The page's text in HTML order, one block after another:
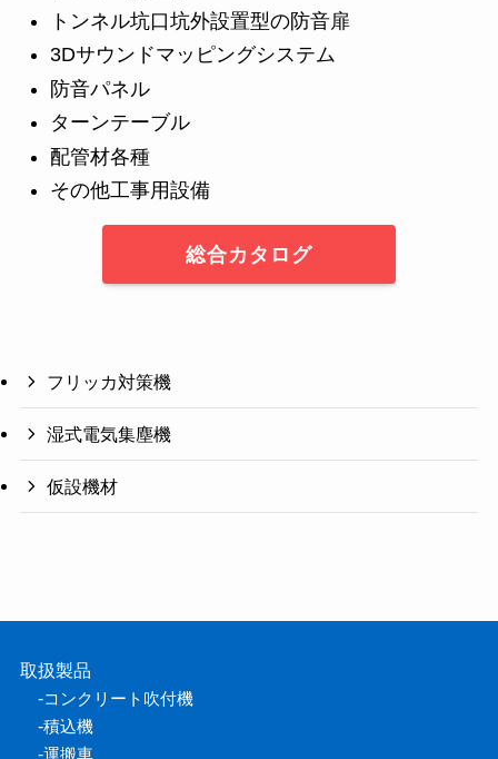
トンネル坑口坑外設置型の防音扉
3Dサウンドマッピングシステム
防音パネル
ターンテーブル
配管材各種
その他工事用設備
総合カタログ
フリッカ対策機
湿式電気集塵機
仮設機材
取扱製品
-コンクリート吹付機
-積込機
-運搬車